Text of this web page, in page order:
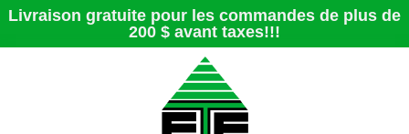
Livraison gratuite pour les commandes de plus de
200 $ avant taxes!!!